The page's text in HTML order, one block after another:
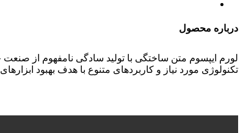
درباره محصول
لورم ایپسوم متن ساختگی با تولید سادگی نامفهوم از
تکنولوژی مورد نیاز و کاربردهای متنوع با هدف بهبود